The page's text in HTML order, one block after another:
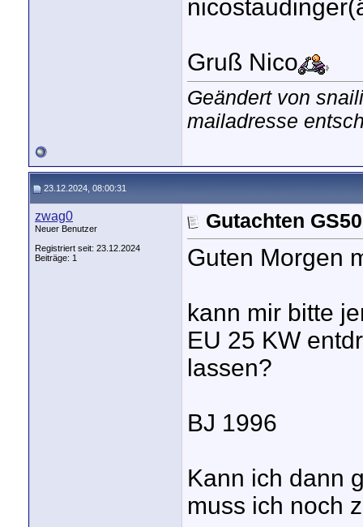
Gruß Nico
Geändert von
mailadresse
23.12.2024, 08:00:31
zwag0
Neuer Benutzer
Registriert seit: 23.12.2024
Beiträge: 1
Gutachten
Guten Morgen
kann mir bitte
EU 25 KW
lassen?
BJ 1996
Kann ich dann
muss ich noch